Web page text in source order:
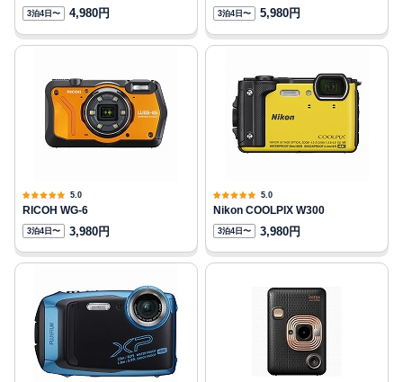
3泊4日〜 4,980円 3泊4日〜 5,980円
5.0
RICOH WG-6
3泊4日〜 3,980円
5.0
Nikon COOLPIX W300
3泊4日〜 3,980円